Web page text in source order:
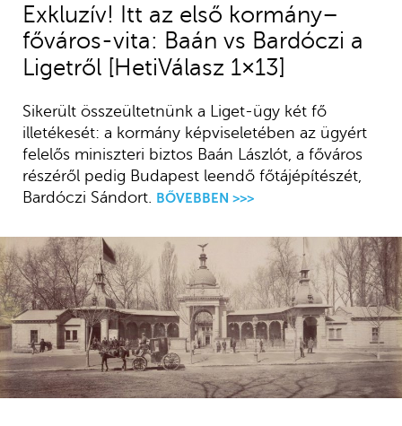
Exkluzív! Itt az első kormány–
főváros-vita: Baán vs Bardóczi a
Ligetről [HetiVálasz 1×13]
Sikerült összeültetnünk a Liget-ügy két fő
illetékesét: a kormány képviseletében az ügyért
felelős miniszteri biztos Baán Lászlót, a főváros
részéről pedig Budapest leendő főtájépítészét,
Bardóczi Sándort. BŐVEBBEN >>>